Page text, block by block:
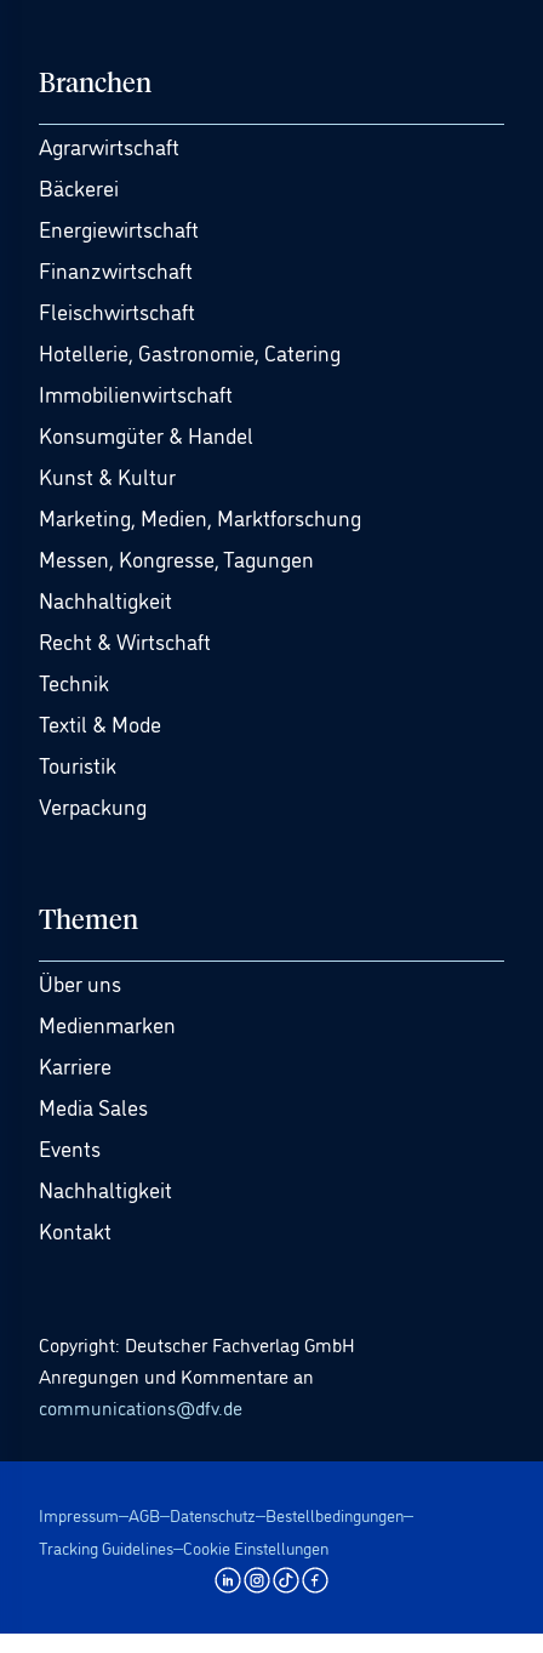
Branchen
Agrarwirtschaft
Bäckerei
Energiewirtschaft
Finanzwirtschaft
Fleischwirtschaft
Hotellerie, Gastronomie, Catering
Immobilienwirtschaft
Konsumgüter & Handel
Kunst & Kultur
Marketing, Medien, Marktforschung
Messen, Kongresse, Tagungen
Nachhaltigkeit
Recht & Wirtschaft
Technik
Textil & Mode
Touristik
Verpackung
Themen
Über uns
Medienmarken
Karriere
Media Sales
Events
Nachhaltigkeit
Kontakt
Copyright: Deutscher Fachverlag GmbH
Anregungen und Kommentare an
communications@dfv.de
Impressum AGB Datenschutz Bestellbedingungen
Tracking Guidelines Cookie Einstellungen